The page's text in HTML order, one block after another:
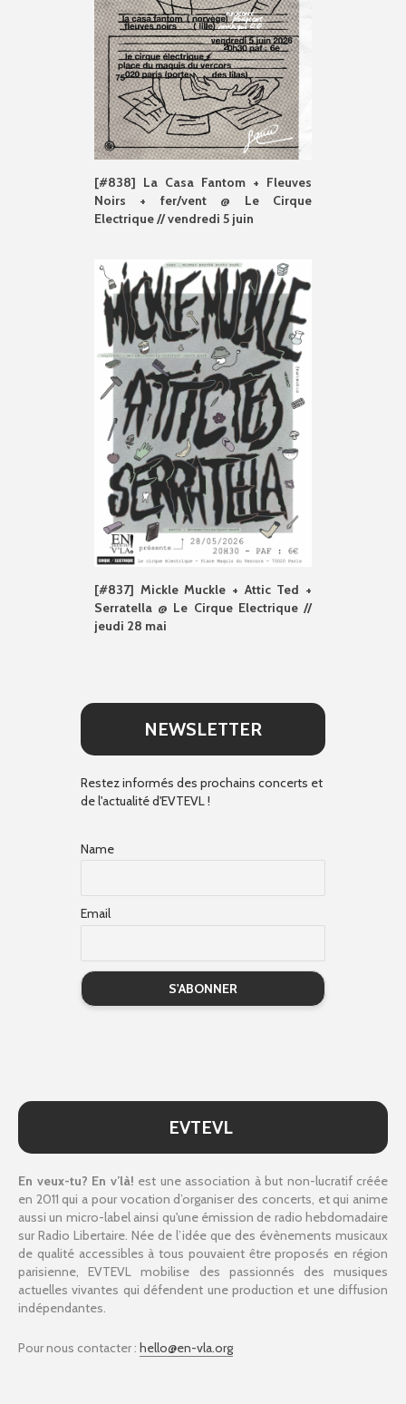
[#838] La Casa Fantom + Fleuves
Noirs + fer/vent @ Le Cirque
Electrique // vendredi 5 juin
[#837] Mickle Muckle + Attic Ted +
Serratella @ Le Cirque Electrique //
jeudi 28 mai
NEWSLETTER
Restez informés des prochains concerts et
de l'actualité d'EVTEVL !
Name
Email
EVTEVL
En veux-tu? En v’là! est une association à but non-lucratif créée
en 2011 qui a pour vocation d’organiser des concerts, et qui anime
aussi un micro-label ainsi qu'une émission de radio hebdomadaire
sur Radio Libertaire. Née de l’idée que des évènements musicaux
de qualité accessibles à tous pouvaient être proposés en région
parisienne, EVTEVL mobilise des passionnés des musiques
actuelles vivantes qui défendent une production et une diffusion
indépendantes.
Pour nous contacter : hello@en-vla.org